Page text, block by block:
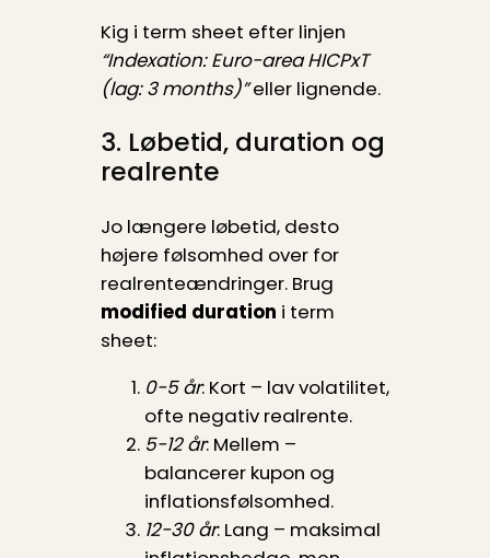
Kig i term sheet efter linjen
“Indexation: Euro-area HICPxT
(lag: 3 months)”eller lignende.
3. Løbetid, duration og
realrente
Jo længere løbetid, desto
højere følsomhed over for
realrenteændringer. Brug
modified duration i term
sheet:
0-5 år: Kort – lav volatilitet,
ofte negativ realrente.
5-12 år: Mellem –
balancerer kupon og
inflationsfølsomhed.
12-30 år: Lang – maksimal